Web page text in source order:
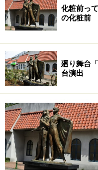
の先覚者、北村李晴の
1912年に楽譜が、1913
北村季晴:おとぎ歌劇「
化粧前っ
の化粧前
廻り舞台
台演出